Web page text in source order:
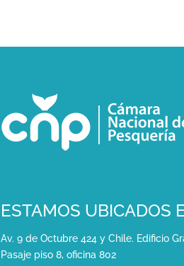
ESTAMOS UBICADOS
Av. 9 de Octubre 424 y Chile. Edificio
Pasaje piso 8, oficina 802